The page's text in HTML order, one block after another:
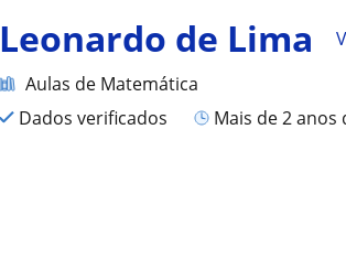
Leonardo de Lima
Aulas de Matemática
Dados verificados
mais de 2